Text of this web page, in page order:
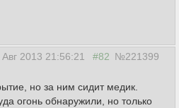
2013 21:56:21 #82 №221399
но за ним сидит медик.
огонь обнаружили, но только